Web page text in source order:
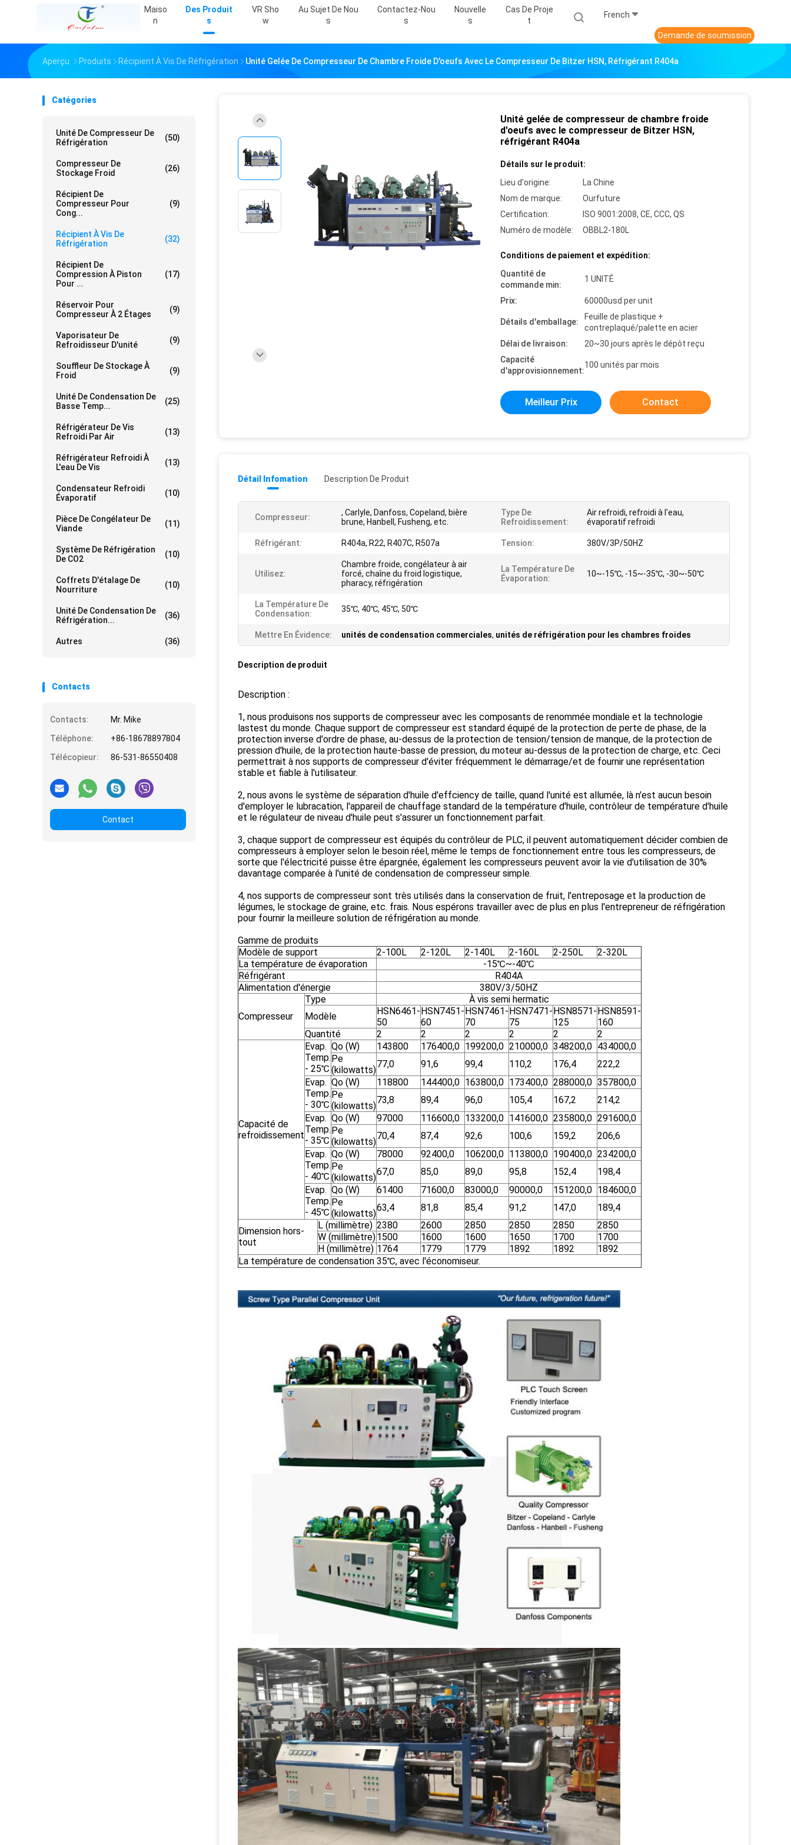
Maiso
N
Des Produit
S
VR Sho
W
Au Sujet De Nou
S
Contactez-Nou
S
Nouvelle
S
Cas De Proje
T
French
Demande de soumission
Aperçu Produits Récipient À Vis De Réfrigération Unité Gelée De Compresseur De Chambre Froide D'oeufs Avec Le Compresseur De Bitzer HSN, Réfrigérant R404a
Catégories
Unité De Compresseur De
Réfrigération
(50)
Compresseur De
Stockage Froid
(26)
Récipient De
Compresseur Pour
Cong...
(9)
Récipient À Vis De
Réfrigération
(32)
Récipient De
Compression À Piston
Pour ...
(17)
Réservoir Pour
Compresseur À 2 Étages
(9)
Vaporisateur De
Refroidisseur D'unité
(9)
Souffleur De Stockage À
Froid
(9)
Unité De Condensation De
Basse Temp...
(25)
Réfrigérateur De Vis
Refroidi Par Air
(13)
Réfrigérateur Refroidi À
L'eau De Vis
(13)
Condensateur Refroidi
Évaporatif
(10)
Pièce De Congélateur De
Viande
(11)
Système De Réfrigération
De CO2
(10)
Coffrets D'étalage De
Nourriture
(10)
Unité De Condensation De
Réfrigération...
(36)
Autres (36)
Contacts
Contacts:
Mr. Mike
Téléphone:
+86-18678897804
Télécopieur:
86-531-86550408
Contact
Unité gelée de compresseur de chambre froide
d'oeufs avec le compresseur de Bitzer HSN,
réfrigérant R404a
Détails sur le produit:
Lieu d'origine:
La Chine
Nom de marque:
Ourfuture
Certification:
ISO 9001:2008, CE, CCC, QS
Numéro de modèle:
OBBL2-180L
Conditions de paiement et expédition:
Quantité de
commande min:
1 UNITÉ
Prix: 60000usd per unit
Détails d'emballage:
Feuille de plastique +
contreplaqué/palette en acier
Délai de livraison:
20~30 jours après le dépôt reçu
Capacité
d'approvisionnement:
100 unités par mois
Meilleur Prix Contact
Détail Infomation Description De Produit
Compresseur:
, Carlyle, Danfoss, Copeland, bière
brune, Hanbell, Fusheng, etc.
Type De
Refroidissement:
Air refroidi, refroidi à l'eau,
évaporatif refroidi
Réfrigérant: R404a, R22, R407C, R507a Tension: 380V/3P/50HZ
Utilisez:
Chambre froide, congélateur à air
forcé, chaîne du froid logistique,
pharacy, réfrigération
La Température De
Évaporation:
10~-15℃, -15~-35℃, -30~-50℃
La Température De
Condensation:
35℃, 40℃, 45℃, 50℃
Mettre En Évidence: unités de condensation commerciales, unités de réfrigération pour les chambres froides
Description de produit
Description :
1, nous produisons nos supports de compresseur avec les composants de renommée mondiale et la technologie
lastest du monde. Chaque support de compresseur est standard équipé de la protection de perte de phase, de la
protection inverse d'ordre de phase, au-dessus de la protection de tension/tension de manque, de la protection de
pression d'huile, de la protection haute-basse de pression, du moteur au-dessus de la protection de charge, etc. Ceci
permettrait à nos supports de compresseur d'éviter fréquemment le démarrage/et de fournir une représentation
stable et fiable à l'utilisateur.
2, nous avons le système de séparation d'huile d'effciency de taille, quand l'unité est allumée, là n'est aucun besoin
d'employer le lubracation, l'appareil de chauffage standard de la température d'huile, contrôleur de température d'huile
et le régulateur de niveau d'huile peut s'assurer un fonctionnement parfait.
3, chaque support de compresseur est équipés du contrôleur de PLC, il peuvent automatiquement décider combien de
compresseurs à employer selon le besoin réel, même le temps de fonctionnement entre tous les compresseurs, de
sorte que l'électricité puisse être épargnée, également les compresseurs peuvent avoir la vie d'utilisation de 30%
davantage comparée à l'unité de condensation de compresseur simple.
4, nos supports de compresseur sont très utilisés dans la conservation de fruit, l'entreposage et la production de
légumes, le stockage de graine, etc. frais. Nous espérons travailler avec de plus en plus l'entrepreneur de réfrigération
pour fournir la meilleure solution de réfrigération au monde.
Gamme de produits
Modèle de support
2-100L 2-120L 2-140L 2-160L 2-250L
2-320L
La température de évaporation
-15℃~-40℃
Réfrigérant
R404A
Alimentation d'énergie
380V/3/50HZ
Compresseur
Type
À vis semi hermatic
Modèle
HSN6461-
50
HSN7451-
60
HSN7461-
70
HSN7471-
75
HSN8571-
125
HSN8591-
160
Quantité
2 2 2 2 2 2
Capacité de
refroidissement
Evap.
Temp.
- 25℃
Qo (W) 143800 176400,0 199200,0 210000,0 348200,0 434000,0
Pe
(kilowatts)
77,0 91,6 99,4 110,2 176,4
222,2
Evap.
Temp.
- 30℃
Qo (W) 118800 144400,0 163800,0 173400,0 288000,0 357800,0
Pe
(kilowatts)
73,8 89,4 96,0 105,4 167,2
214,2
Evap.
Temp.
- 35℃
Qo (W) 97000 116600,0 133200,0 141600,0 235800,0 291600,0
Pe
(kilowatts)
70,4 87,4 92,6 100,6 159,2
206,6
Evap.
Temp.
- 40℃
Qo (W) 78000 92400,0 106200,0 113800,0 190400,0 234200,0
Pe
(kilowatts)
67,0 85,0 89,0 95,8 152,4
198,4
Evap.
Temp.
- 45℃
Qo (W) 61400 71600,0 83000,0 90000,0 151200,0 184600,0
Pe
(kilowatts)
63,4 81,8 85,4 91,2 147,0 189,4
Dimension hors-
tout
L (millimètre) 2380 2600 2850 2850 2850
2850
W (millimètre)1500 1600 1600 1650 1700
1700
H (millimètre) 1764 1779 1779 1892 1892
1892
La température de condensation 35℃, avec l'économiseur.